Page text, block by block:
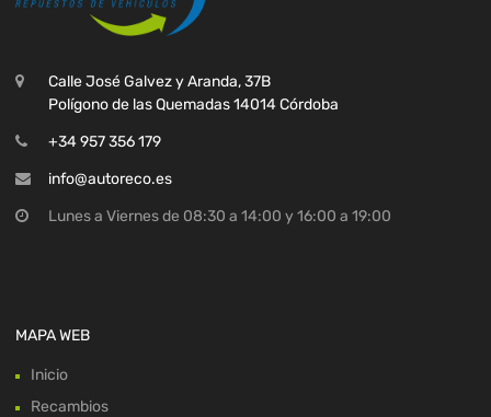
Calle José Galvez y Aranda, 37B
Polígono de las Quemadas 14014 Córdoba
+34 957 356 179
info@autoreco.es
Lunes a Viernes de 08:30 a 14:00 y 16:00 a 19:00
MAPA WEB
Inicio
Recambios